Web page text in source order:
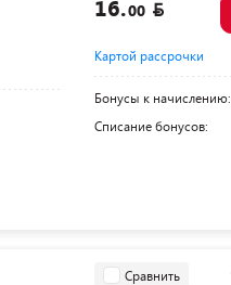
16.00
Картой рассрочки
Бонусы к начислению:
Списание бонусов:
Сравнить